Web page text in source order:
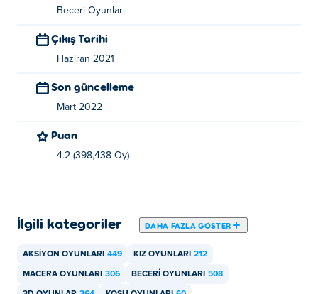
Temple Run 2: Holi Festival, mega hit Temple Run'ın
yaratıldı. Efsanevi sonsuz koşucu oyununu Poki üzerinde
oynayın:Temple Run 2
Beceri Oyunları
Çıkış Tarihi
Haziran 2021
Son güncelleme
Mart 2022
Puan
4.2 (398,438 Oy)
İlgili kategoriler DAHA FAZLA GÖSTER
AKSIYON OYUNLARI 449 KIZ OYUNLARI 212
MACERA OYUNLARI 306 BECERI OYUNLARI 508